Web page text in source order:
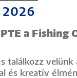
2026
PTE a
találkozz
és kreatív